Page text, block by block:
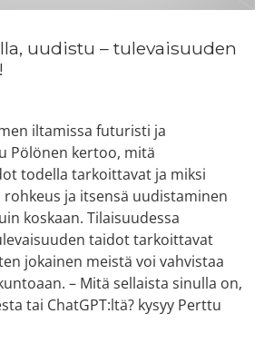
uudistu – tulevaisuuden
iltamissa futuristi ja
Pölönen kertoo, mitä
todella tarkoittavat ja miksi
ja itsensä uudistaminen
koskaan. Tilaisuudessa
taidot tarkoittavat
jokainen meistä voi vahvistaa
– Mitä sellaista sinulla on,
tai ChatGPT:ltä? kysyy Perttu